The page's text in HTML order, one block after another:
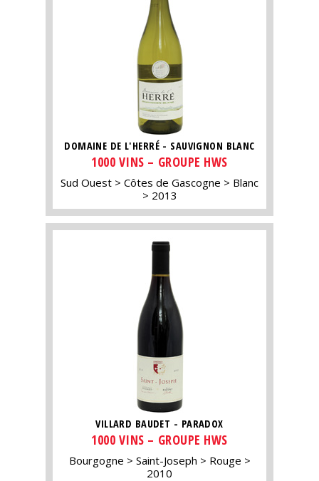
DOMAINE DE L'HERRÉ - SAUVIGNON BLANC
1000 VINS – GROUPE HWS
Sud Ouest Côtes de Gascogne
Blanc
2013
VILLARD BAUDET - PARADOX
1000 VINS – GROUPE HWS
Bourgogne Saint-Joseph
Rouge
2010